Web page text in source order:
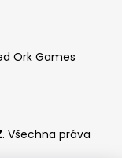
Ork Games
. Všechna práva